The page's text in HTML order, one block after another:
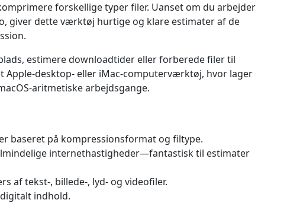
forskellige typer filer. Uanset om du arbejder
giver dette værktøj hurtige og klare estimater af de
estimere downloadtider eller forberede filer til
desktop- eller iMac-computerværktøj, hvor lager
aritmetiske arbejdsgange.
baseret på kompressionsformat og filtype.
internethastigheder—fantastisk til estimater
af tekst-, billede-, lyd- og videofiler.
indhold.